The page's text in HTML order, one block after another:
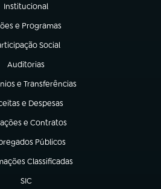
Institucional
(abre em nova aba)
e Programas
em nova aba)
Social
em nova aba)
Auditorias
(abre em nova aba)
e Transferências
nova aba)
e Despesas
em nova aba)
e Contratos
em nova aba)
Públicos
em nova aba)
Classificadas
nova aba)
SIC
(abre em nova aba)